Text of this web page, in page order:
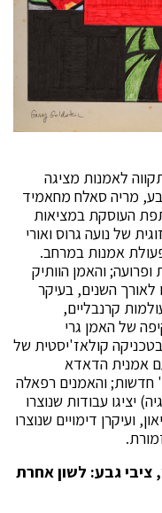
לאמנות מציגה
מריה סאלח מחאמיד
העוסקת במציאות
של נועה גרוס ואורי
אמנות במרחב.
ופרועה; והאמן הוותיק
לאורך השנים, בעיקר
קרנבליים,
של האמן גרי
בטכניקה קולאז'יסטית של
אמנית הדאדא
חדשות; והאמנים רפאלה
יציגו עבודות שנוצרו
ועיקרן דימויים שנוצרו
ציבי גבע: לשון אחרת